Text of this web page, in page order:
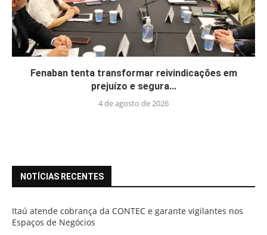
Fenaban tenta transformar reivindicações em
prejuízo e segura...
4 de agosto de 2026
NOTÍCIAS RECENTES
Itaú atende cobrança da CONTEC e garante vigilantes nos
Espaços de Negócios